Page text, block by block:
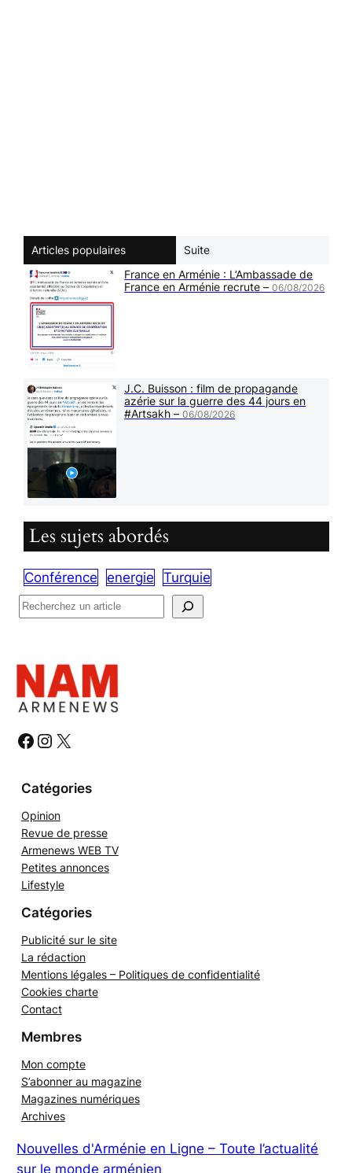
Articles populaires
Suite
France en Arménie : L’Ambassade de
France en Arménie recrute –06/08/2026
J.C. Buisson : film de propagande
azérie sur la guerre des 44 jours en
#Artsakh –06/08/2026
Les sujets abordés
Conférence energie
Turquie
R
h
e
r
h
r
# # #
Opinion
Revue de presse
Armenews WEB TV
Petites annonces
Publicité sur le site
La rédaction
Mentions légales – Politiques de confidentialité
Cookies charte
Mon compte
S’abonner au magazine
Magazines numériques
Nouvelles d'Arménie en Ligne – Toute l’actualité